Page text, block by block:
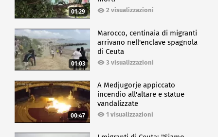
01:29 2 visualizzazioni
01:03
Marocco, centinaia di migranti
arrivano nell'enclave spagnola
di Ceuta
3 visualizzazioni
00:47
A Medjugorje appiccato
incendio all'altare e statue
vandalizzate
1 visualizzazioni